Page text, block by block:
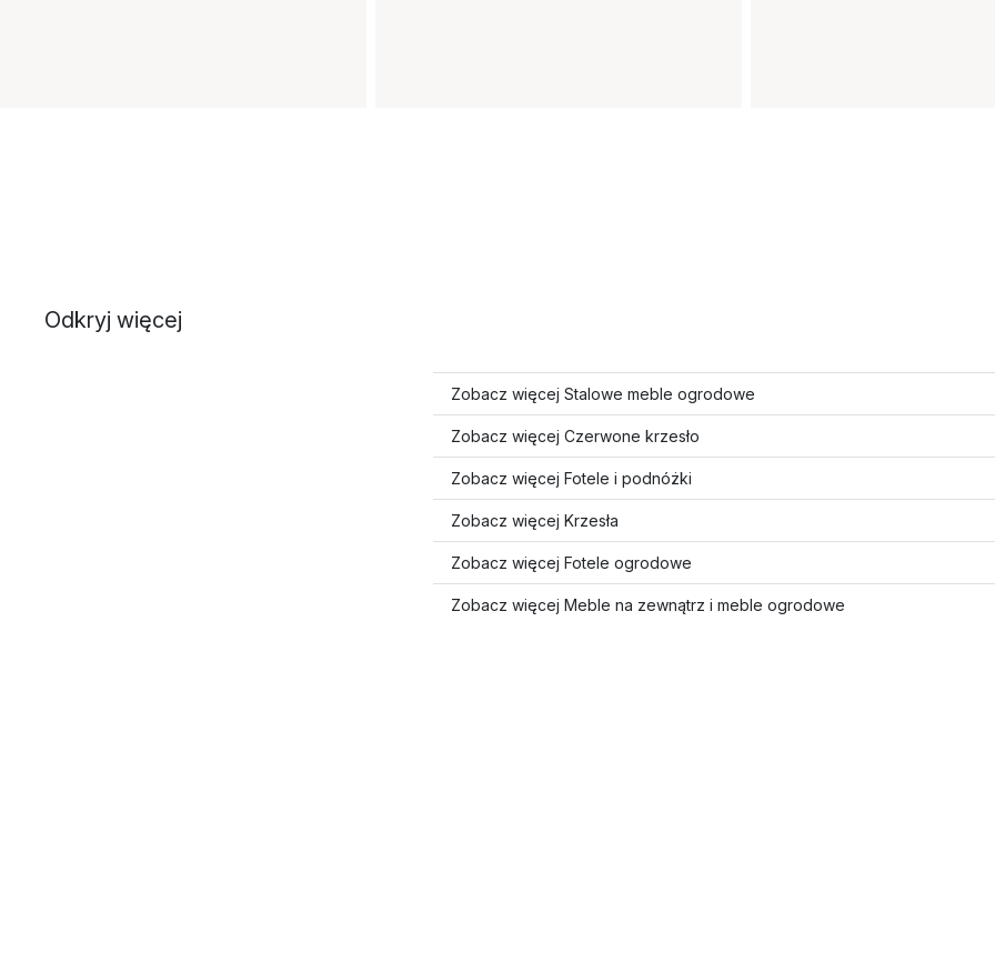
Odkryj więcej
Zobacz więcej Stalowe meble ogrodowe
Zobacz więcej Czerwone krzesło
Zobacz więcej Fotele i podnóżki
Zobacz więcej Krzesła
Zobacz więcej Fotele ogrodowe
Zobacz więcej Meble na zewnątrz i meble ogrodowe